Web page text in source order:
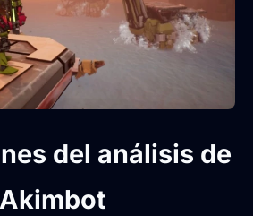
del análisis de
Akimbot